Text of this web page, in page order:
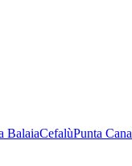
BalaiaCefalùPunta Cana